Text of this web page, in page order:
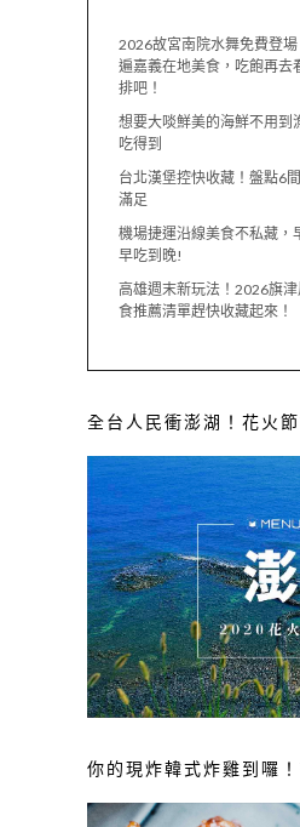
2026故宮南院水舞免費登
遍嘉義在地美食，吃飽再去
排吧！
想要大啖鮮美的海鮮不用到
吃得到
台北漢堡控快收藏！盤點6
滿足
機場捷運沿線美食不私藏，
早吃到晚!
高雄週末新玩法！2026旗
食推薦清單趕快收藏起來！
全台人民衝澎湖！花火
你的現炸韓式炸雞到囉！